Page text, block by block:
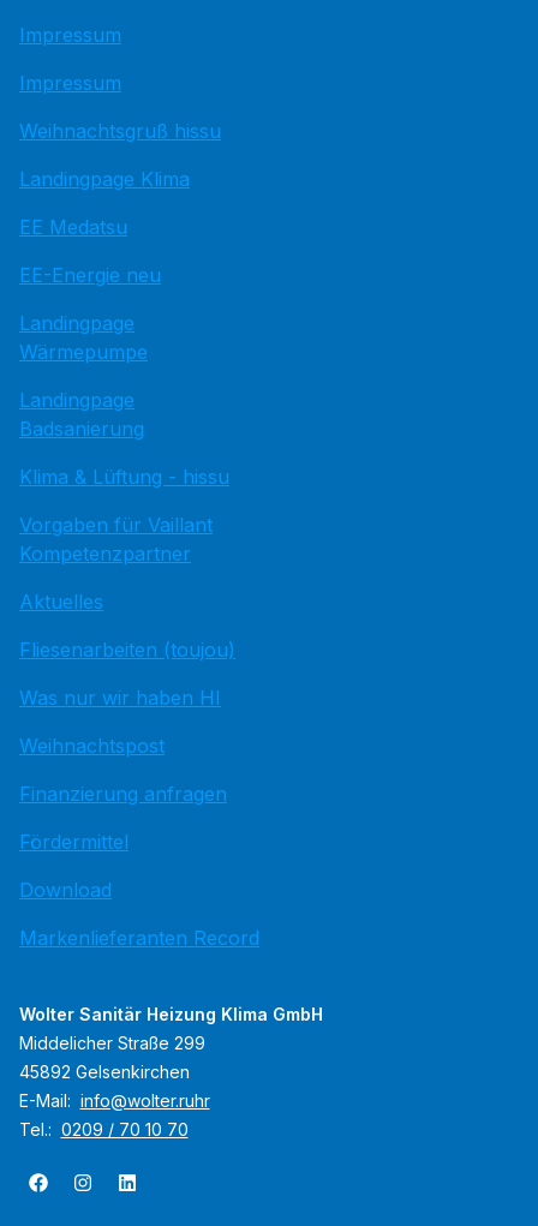
Impressum
Impressum
Weihnachtsgruß hissu
Landingpage Klima
EE Medatsu
EE-Energie neu
Landingpage
Wärmepumpe
Landingpage
Badsanierung
Klima & Lüftung - hissu
Vorgaben für Vaillant
Kompetenzpartner
Aktuelles
Fliesenarbeiten (toujou)
Was nur wir haben HI
Weihnachtspost
Finanzierung anfragen
Fördermittel
Download
Markenlieferanten Record
Wolter Sanitär Heizung Klima GmbH
Middelicher Straße 299
45892 Gelsenkirchen
E-Mail: info@wolter.ruhr
Tel.: 0209 / 70 10 70